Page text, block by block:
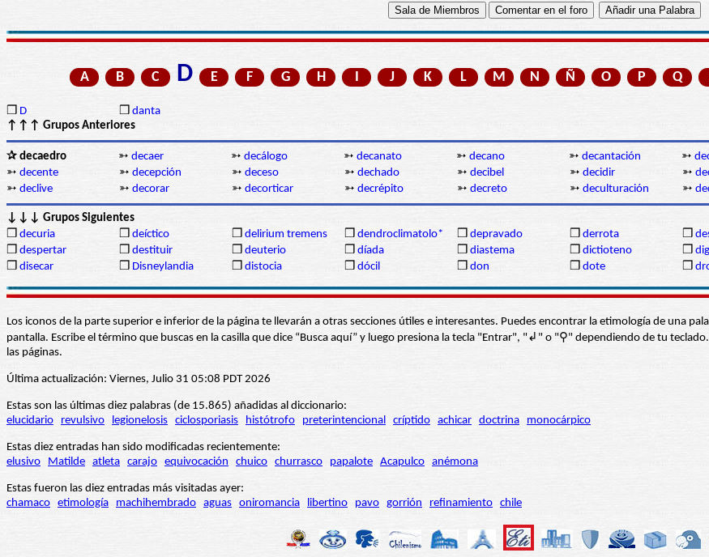
A B C D E F G H I J K L M N Ñ O P Q
❒ D ❒ danta
↑↑↑ Grupos Anteriores
✰ decaedro ➳ decaer ➳ decálogo ➳ decanato ➳ decano ➳ decantación ➳
➳ decente ➳ decepción ➳ deceso ➳ dechado ➳ decibel ➳ decidir ➳
➳ declive ➳ decorar ➳ decorticar ➳ decrépito ➳ decreto ➳ deculturación ➳
↓↓↓ Grupos Siguientes
❒ decuria ❒ deíctico ❒ delirium tremens ❒ dendroclimatolo* ❒ depravado ❒ derrota ❒
❒ despertar ❒ destituir ❒ deuterio ❒ díada ❒ diastema ❒ dictioteno ❒
❒ disecar ❒ Disneylandia ❒ distocia ❒ dócil ❒ don ❒ dote ❒
Los iconos de la parte superior e inferior de la página te llevarán a otras secciones útiles e interesantes. Puedes encontrar la etimología de una
pantalla. Escribe el término que buscas en la casilla que dice “Busca aquí” y luego presiona la tecla "Entrar", "↲" o "⚲" dependiendo de tu
las páginas.
Última actualización: Viernes, Julio 31 05:08 PDT 2026
Estas son las últimas diez palabras (de 15.865) añadidas al diccionario:
elucidario
revulsivo legionelosis ciclosporiasis histótrofo preterintencional críptido achicar doctrina monocárpico
Estas diez entradas han sido modificadas recientemente:
elusivo
Matilde atleta carajo equivocación chuico churrasco papalote Acapulco anémona
Estas fueron las diez entradas más visitadas ayer:
chamaco etimología machihembrado aguas oniromancia libertino pavo gorrión refinamiento chile